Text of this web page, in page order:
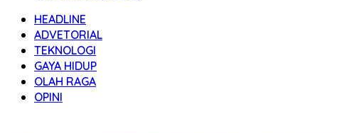
HEADLINE
ADVETORIAL
TEKNOLOGI
GAYA HIDUP
OLAH RAGA
OPINI